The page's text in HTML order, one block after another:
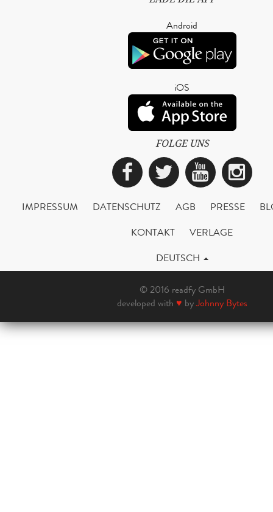
Android
iOS
FOLGE UNS
Facebook
Twitter
IMPRESSUM DATENSCHUTZ AGB PRESSE
KONTAKT
VERLAGE
DEUTSCH
© 2016 readfy GmbH
developed with ♥ byJohnny Bytes